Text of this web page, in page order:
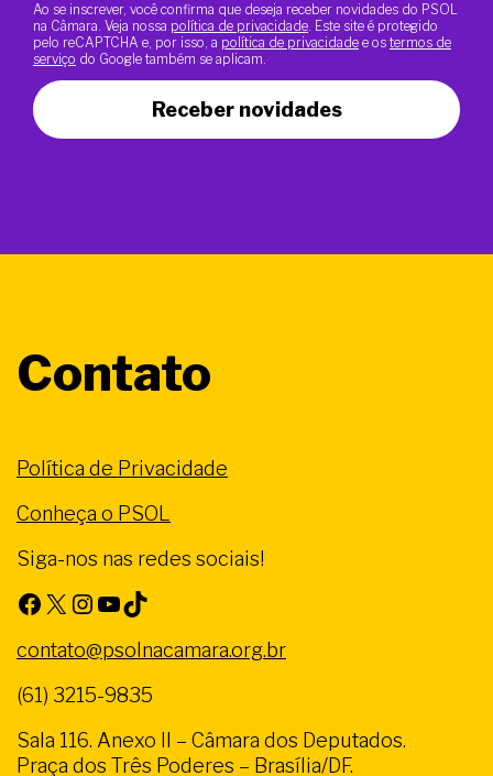
Ao se inscrever, você confirma que deseja receber novidades do PSOL
na Câmara. Veja nossa política de privacidade. Este site é protegido
pelo reCAPTCHA e, por isso, a política de privacidade e os termos de
serviço do Google também se aplicam.
Receber novidades
Contato
Política de Privacidade
Conheça o PSOL
Siga-nos nas redes sociais!
Facebook X Instagram Youtube TikTok
contato@psolnacamara.org.br
(61) 3215-9835
Sala 116. Anexo II – Câmara dos Deputados.
Praça dos Três Poderes – Brasília/DF.